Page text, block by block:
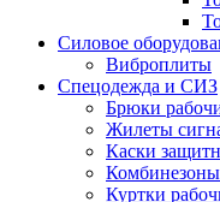
Силовое
Виброплиты
Спецодежда и СИЗ
Брюки
Жилеты
Каски
Куртки